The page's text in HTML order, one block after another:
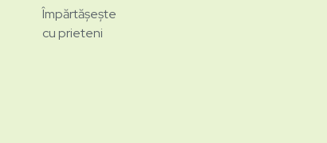
Împărtășește
cu prieteni